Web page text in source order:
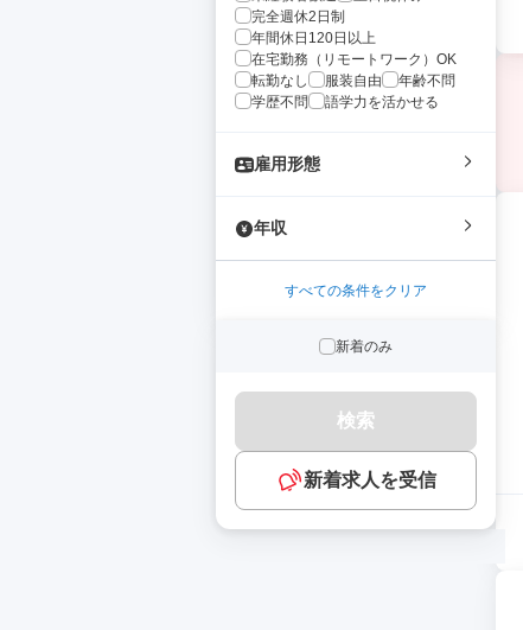
完全週休2日制
年間休日120日以上
在宅勤務（リモートワーク）OK
転勤なし
服装自由
年齢不問
学歴不問
語学力を活かせる
雇用形態
年収
すべての条件をクリア
新着のみ
検索
新着求人を受信